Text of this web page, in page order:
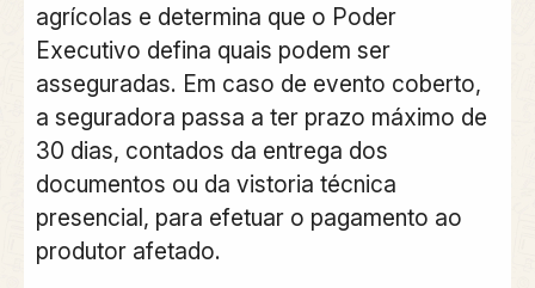
agrícolas e determina que o Poder
Executivo defina quais podem ser
asseguradas. Em caso de evento coberto,
a seguradora passa a ter prazo máximo de
30 dias, contados da entrega dos
documentos ou da vistoria técnica
presencial, para efetuar o pagamento ao
produtor afetado.